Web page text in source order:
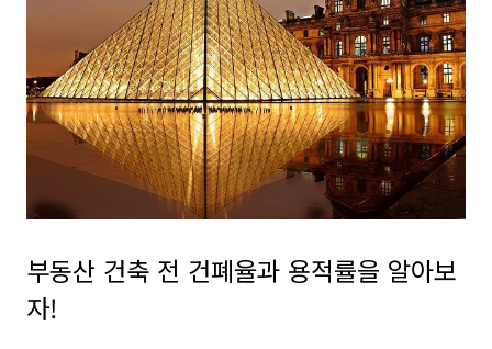
부동산 건축 전 건폐율과 용적률을 알아보
자!